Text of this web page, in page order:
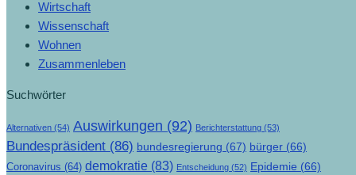
Wirtschaft
Wissenschaft
Wohnen
Zusammenleben
Suchwörter
Alternativen (54) Auswirkungen (92) Berichterstattung (53)
Bundespräsident (86) bundesregierung (67) bürger (66)
Coronavirus (64) demokratie (83) Entscheidung (52) Epidemie (66)